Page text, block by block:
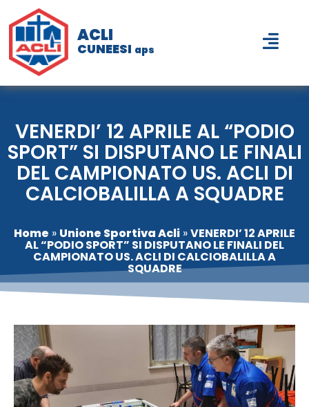
ACLI
CUNEESI aps
VENERDI’ 12 APRILE AL “PODIO
SPORT” SI DISPUTANO LE FINALI
DEL CAMPIONATO US. ACLI DI
CALCIOBALILLA A SQUADRE
Home » Unione Sportiva Acli »VENERDI’ 12 APRILE
AL “PODIO SPORT” SI DISPUTANO LE FINALI DEL
CAMPIONATO US. ACLI DI CALCIOBALILLA A
SQUADRE